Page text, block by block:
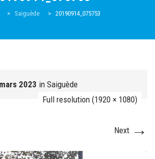
> Saiguède > 20190914_075753
2023 in Saiguède
Full resolution (1920 × 1080)
Next →